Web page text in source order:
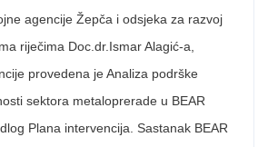
agencije Žepča i odsjeka za razvoj
riječima Doc.dr.Ismar Alagić-a,
provedena je Analiza podrške
sektora metaloprerade u BEAR
Plana intervencija. Sastanak BEAR